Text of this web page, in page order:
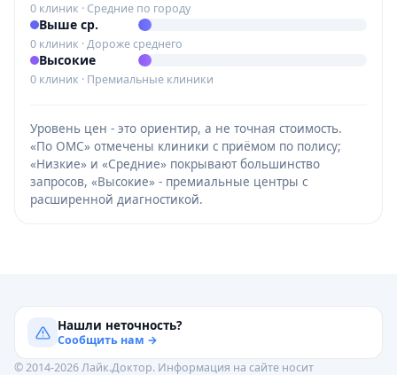
0 клиник · Средние по городу
Выше ср.
0 клиник · Дороже среднего
Высокие
0 клиник · Премиальные клиники
Уровень цен - это ориентир, а не точная стоимость.
«По ОМС» отмечены клиники с приёмом по полису;
«Низкие» и «Средние» покрывают большинство
запросов, «Высокие» - премиальные центры с
расширенной диагностикой.
Нашли неточность?
Сообщить нам →
© 2014-2026 Лайк.Доктор. Информация на сайте носит